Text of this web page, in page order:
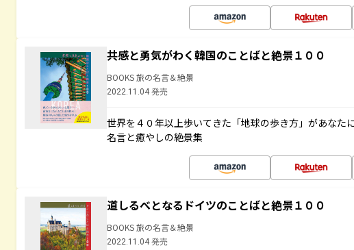
共感と勇気がわく韓国のことばと絶景１００
BOOKS 旅の名言＆絶景
2022.11.04 発売
世界を４０年以上歩いてきた「地球の歩き方」があなた
名言と癒やしの絶景集
道しるべとなるドイツのことばと絶景１００
BOOKS 旅の名言＆絶景
2022.11.04 発売